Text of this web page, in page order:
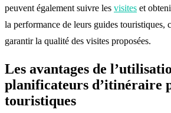
peuvent également suivre les visites et
la performance de leurs guides touristiques,
garantir la qualité des visites proposées.
Les avantages de
planificateurs d’itinéraire
touristiques